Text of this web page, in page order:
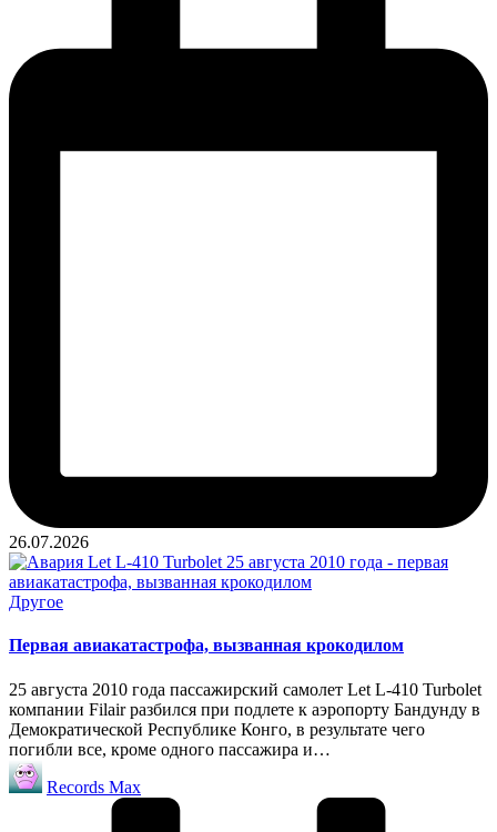
26.07.2026
Опубликовано
Другое
Первая авиакатастрофа, вызванная крокодилом
25 августа 2010 года пассажирский самолет Let L-410 Turbolet
компании Filair разбился при подлете к аэропорту Бандунду в
Демократической Республике Конго, в результате чего
погибли все, кроме одного пассажира и…
Запись
от
Records Max